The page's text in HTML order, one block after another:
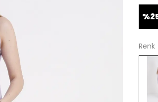
%
Renk